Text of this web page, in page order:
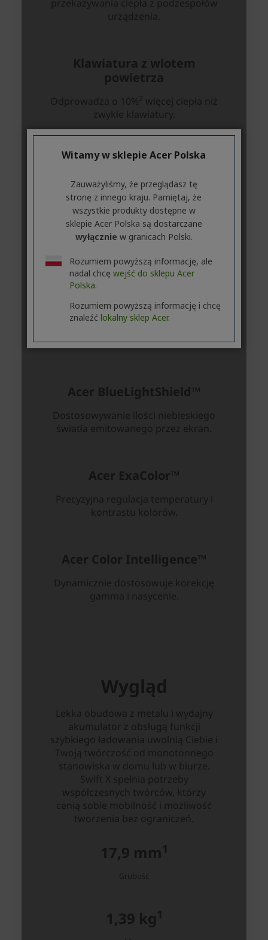
Witamy w sklepie Acer Polska
Zauważyliśmy, że przeglądasz tę
stronę z innego kraju. Pamiętaj, że
wszystkie produkty dostępne w
sklepie Acer Polska są dostarczane
wyłącznie w granicach Polski.
Rozumiem powyższą informację, ale
nadal chcę wejść do sklepu Acer
Polska.
Rozumiem powyższą informację i chcę
znaleźć lokalny sklep Acer.